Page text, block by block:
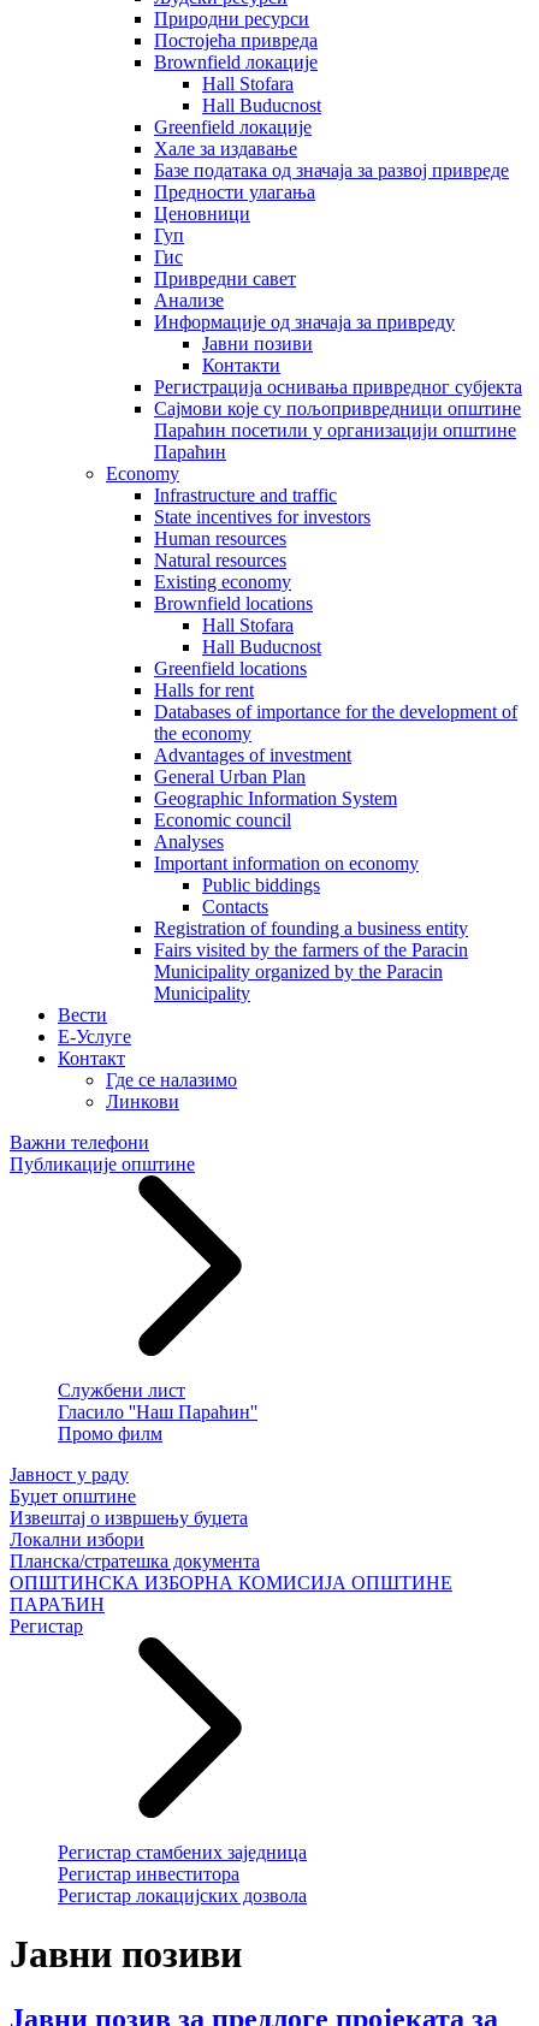
Природни ресурси
Постојећа привреда
Brownfield локације
Hall Stofara
Hall Buducnost
Greenfield локације
Хале за издавање
Базе података од значаја за развој привреде
Предности улагања
Ценовници
Гуп
Гис
Привредни савет
Aнализе
Информације од значаја за привреду
Јавни позиви
Контакти
Регистрација оснивања привредног субјекта
Сајмови које су пољопривредници општине
Параћин посетили у организацији општине
Параћин
Economy
Infrastructure and traffic
State incentives for investors
Human resources
Natural resources
Existing economy
Brownfield locations
Hall Stofara
Hall Buducnost
Greenfield locations
Halls for rent
Databases of importance for the development of
the economy
Advantages of investment
General Urban Plan
Geographic Information System
Еconomic council
Analyses
Important information on economy
Public biddings
Contacts
Registration of founding a business entity
Fairs visited by the farmers of the Paracin
Municipality organized by the Paracin
Municipality
Вести
E-Услуге
Контакт
Где се налазимо
Линкови
Важни телефони
Публикације општине
Службени лист
Гласило ''Наш Параћин''
Промо филм
Јавност у раду
Буџет општине
Извештај о извршењу буџета
Локални избори
Планска/стратешка документа
ОПШТИНСКА ИЗБОРНА КОМИСИЈА ОПШТИНЕ
ПАРАЋИН
Регистар
Регистар стамбених заједница
Регистар инвеститора
Регистар локацијских дозвола
Јавни позиви
Јавни позив за предлоге пројеката за